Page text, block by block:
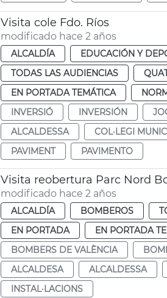
Visita cole Fdo. Ríos
modificado hace 2 años
ALCALDÍA EDUCACIÓN Y
TODAS LAS AUDIENCIAS
EN PORTADA TEMÁTICA
INVERSIÓ
INVERSIÓN
ALCALDESSA
COL·LEGI
PAVIMENT
PAVIMENTO
Visita reobertura Parc Nord
modificado hace 2 años
ALCALDÍA BOMBEROS
EN PORTADA
EN PORTADA
BOMBERS DE VALÈNCIA
ALCALDESA
ALCALDESSA
INSTAL·LACIONS